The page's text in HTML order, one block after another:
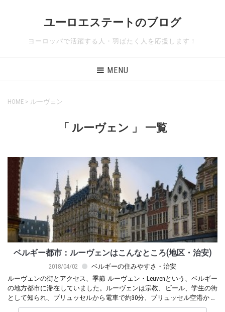
ユーロエステートのブログ
ヨーロッパで活躍する人・羽ばたく人を応援します！
MENU
HOME > ルーヴェン
「 ルーヴェン 」 一覧
ベルギー都市：ルーヴェンはこんなところ(地区・治安)
2018/04/02
ベルギーの住みやすさ・治安
ルーヴェンの街とアクセス、季節 ルーヴェン・Leuvenという、ベルギー
の地方都市に滞在していました。ルーヴェンは宗教、ビール、学生の街
として知られ、ブリュッセルから電車で約30分、ブリュッセル空港か …